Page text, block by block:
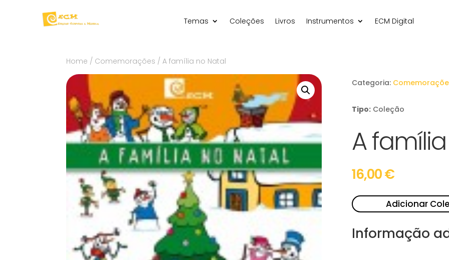
Temas Coleções Livros Instrumentos ECM Digital
Home / Comemorações / A família no Natal
Categoria:
Tipo: Coleção
A
16,00€
Adicionar
Informação